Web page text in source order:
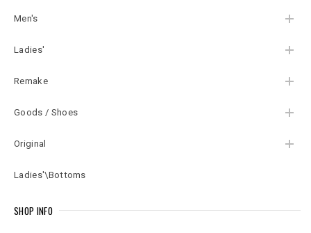
Men's
Ladies'
Remake
Goods / Shoes
Original
Ladies'\Bottoms
SHOP INFO